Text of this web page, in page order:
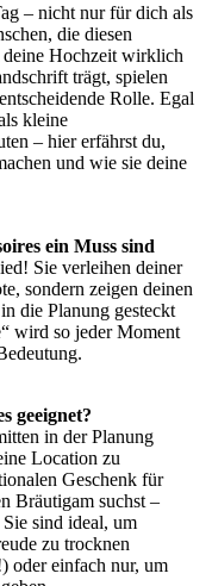
– nicht nur für dich als
die diesen
Hochzeit wirklich
trägt, spielen
Rolle. Egal
kleine
– hier erfährst du,
und wie sie deine
ein Muss sind
Sie verleihen deiner
sondern zeigen deinen
die Planung gesteckt
wird so jeder Moment
geeignet?
in der Planung
Location zu
Geschenk für
Bräutigam suchst –
Sie sind ideal, um
zu trocknen
oder einfach nur, um